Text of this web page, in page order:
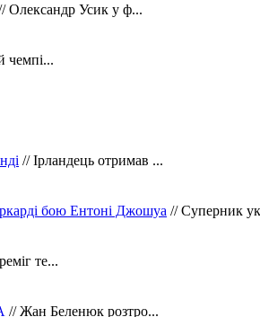
Олександр Усик у ф...
чемпі...
// Ірландець отримав ...
бою Ентоні Джошуа // Суперник
те...
// Жан Беленюк розтро...